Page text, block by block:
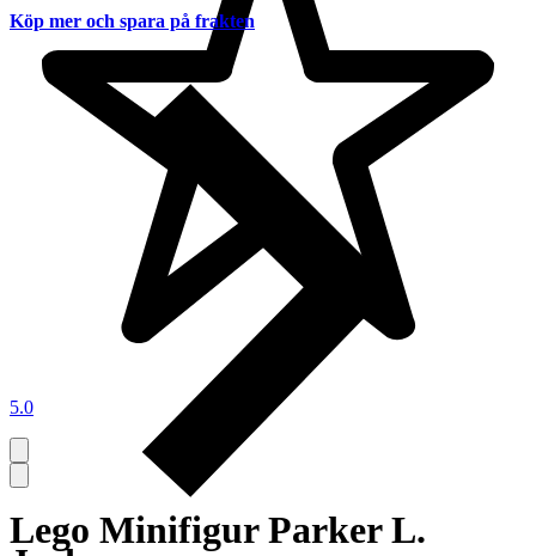
5.0
Lego Minifigur Parker L.
Köp mer och spara på frakten